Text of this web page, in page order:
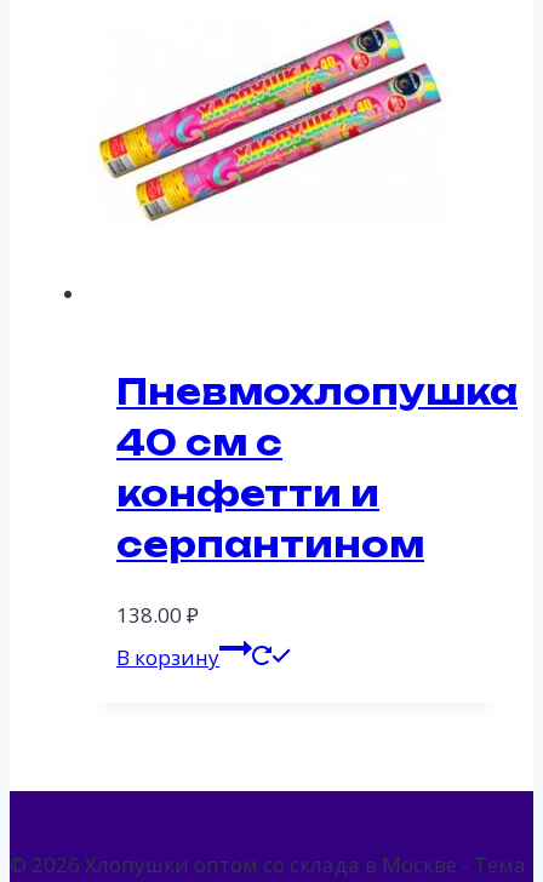
Пневмохлопушка
40 см с
конфетти и
серпантином
138.00 ₽
В корзину
© 2026 Хлопушки оптом со склада в Москве - Тема